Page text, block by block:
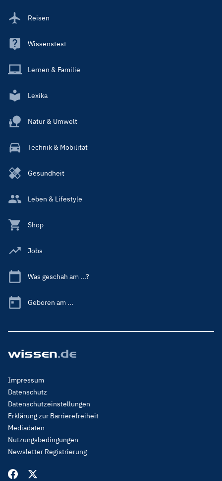
Reisen
Wissenstest
Lernen & Familie
Lexika
Natur & Umwelt
Technik & Mobilität
Gesundheit
Leben & Lifestyle
Shop
Jobs
Was geschah am ...?
Geboren am ...
Footer
Menu
Legal
Impressum
Datenschutz
Datenschutzeinstellungen
Erklärung zur Barrierefreiheit
Mediadaten
Nutzungsbedingungen
Newsletter Registrierung